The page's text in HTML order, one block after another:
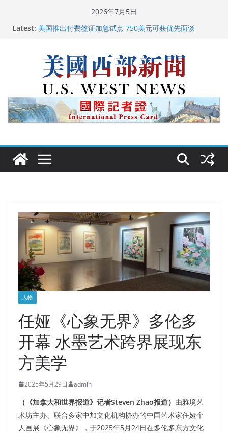
2026年7月5日
Latest: 广州市沉香协会会长周天明：让沉香有序走向世界
美国推出付费签证加急试点 750美元可获优先面谈
美国人
美国最高法院维持“出生公民权” : 出生在美国就是美国
人！
中国驻美国大使谢锋邀请美国老教师罗纳德·萨科尔斯基
再次访华
人物
任娅《心象无界》多伦多
开幕 水墨艺术跨界展现东
方美学
2025年5月29日 admin
（《加拿大和世界报道》记者Steven Zhao报道） 由雅境艺
术坊主办、联合多家中加文化机构协办的中国艺术家任娅个
人画展《心象无界》，于2025年5月24日在多伦多东方文化